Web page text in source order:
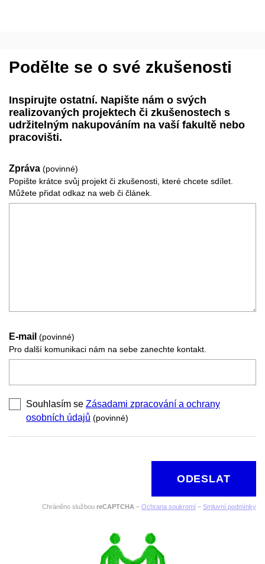
Podělte se o své zkušenosti
Inspirujte ostatní. Napište nám o svých
realizovaných projektech či zkušenostech s
udržitelným nakupováním na vaší fakultě nebo
pracovišti.
Zpráva (povinné)
Popište krátce svůj projekt či zkušenosti, které chcete sdílet.
Můžete přidat odkaz na web či článek.
E-mail (povinné)
Pro další komunikaci nám na sebe zanechte kontakt.
Souhlasím se Zásadami zpracování a ochrany
osobních údajů (povinné)
ODESLAT
Chráněno službou reCAPTCHA – Ochrana soukromí – Smluvní podmínky